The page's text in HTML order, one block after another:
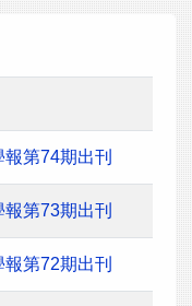
第74期出刊
第73期出刊
第72期出刊